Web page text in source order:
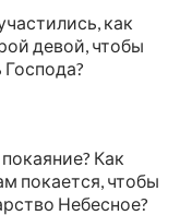
как
девой, чтобы
Господа?
Как
покается, чтобы
Небесное?